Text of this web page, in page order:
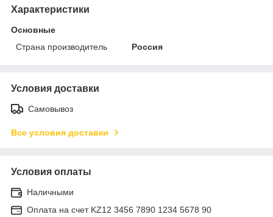
Характеристики
Основные
Страна производитель
Россия
Условия доставки
Самовывоз
Все условия доставки
Условия оплаты
Наличными
Оплата на счет KZ12 3456 7890 1234 5678 90